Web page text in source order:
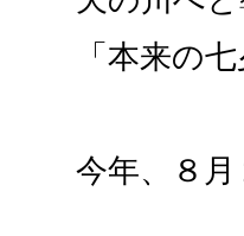
「本来の
今年、８月